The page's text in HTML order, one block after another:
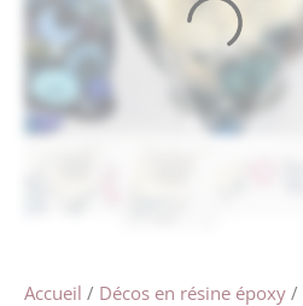
Accueil / Décos en résine époxy /